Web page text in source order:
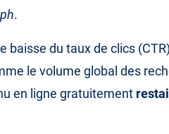
.
baisse du taux de clics
le volume global des
en ligne gratuitement